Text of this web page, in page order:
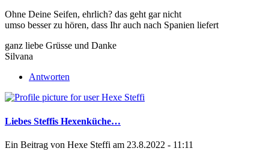
Ohne Deine Seifen, ehrlich? das geht gar nicht
umso besser zu hören, dass Ihr auch nach Spanien liefert
ganz liebe Grüsse und Danke
Silvana
Antworten
Liebes Steffis Hexenküche…
Ein Beitrag von Hexe Steffi am 23.8.2022 - 11:11